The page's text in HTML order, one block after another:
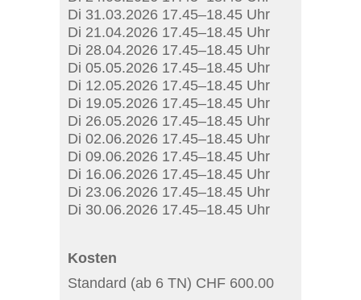
Di 31.03.2026 17.45–18.45 Uhr
Di 21.04.2026 17.45–18.45 Uhr
Di 28.04.2026 17.45–18.45 Uhr
Di 05.05.2026 17.45–18.45 Uhr
Di 12.05.2026 17.45–18.45 Uhr
Di 19.05.2026 17.45–18.45 Uhr
Di 26.05.2026 17.45–18.45 Uhr
Di 02.06.2026 17.45–18.45 Uhr
Di 09.06.2026 17.45–18.45 Uhr
Di 16.06.2026 17.45–18.45 Uhr
Di 23.06.2026 17.45–18.45 Uhr
Di 30.06.2026 17.45–18.45 Uhr
Kosten
Standard (ab 6 TN) CHF 600.00